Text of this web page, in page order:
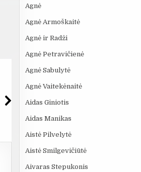
04:06
ŲJŲ
DRAUGAI YRA
Agnė
Agnė Armoškaitė
Agnė ir Radži
Agnė Petravičienė
Agnė Sabulytė
Agnė Vaitekėnaitė
Aidas Giniotis
Aidas Manikas
Aistė Pilvelytė
Aistė Smilgevičiūtė
Aivaras Stepukonis